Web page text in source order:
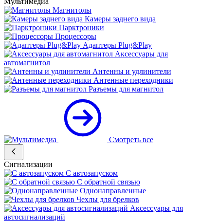
Магнитолы
Камеры заднего вида
Парктроники
Процессоры
Адаптеры Plug&Play
Аксессуары для
автомагнитол
Антенны и удлинители
Антенные переходники
Разъемы для магнитол
Смотреть все
Сигнализации
С автозапуском
С обратной связью
Однонаправленные
Чехлы для брелков
Аксессуары для
автосигнализаций